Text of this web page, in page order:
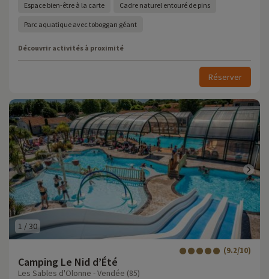
Espace bien-être à la carte Cadre naturel entouré de pins
Parc aquatique avec toboggan géant
Découvrir activités à proximité
Réserver
1 /30
Camping Le Nid d’Été
(9.2/10)
Les Sables d'Olonne - Vendée (85)